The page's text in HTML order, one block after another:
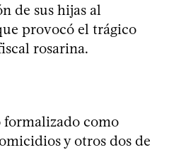
de sus hijas al
provocó el trágico
rosarina.
formalizado como
y otros dos de